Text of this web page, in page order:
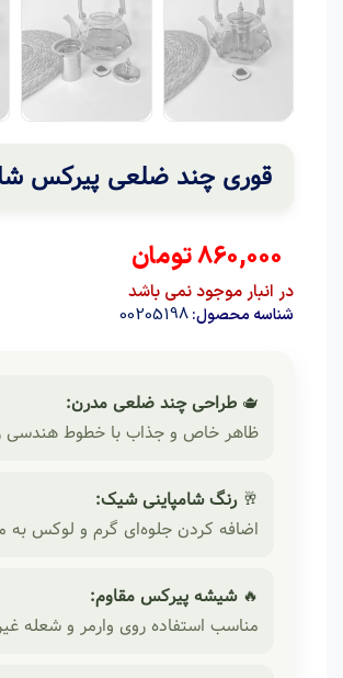
قوری چند ضلعی پیرکس
860,000تومان
در انبار موجود نمی باشد
شناسه محصول:00205198
🫖 طراحی چند ضلعی مدرن:
ظاهر خاص و جذاب با خطوط هندسی
🥂رنگ شامپاینی شیک:
اضافه کردن جلوه‌ای گرم و لوکس به
🔥شیشه پیرکس مقاوم:
مناسب استفاده روی وارمر و شعله